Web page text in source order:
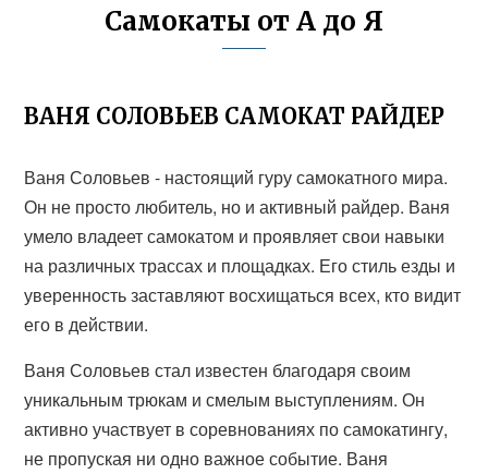
Самокаты от А до Я
ВАНЯ СОЛОВЬЕВ САМОКАТ РАЙДЕР
Ваня Соловьев - настоящий гуру самокатного мира.
Он не просто любитель, но и активный райдер. Ваня
умело владеет самокатом и проявляет свои навыки
на различных трассах и площадках. Его стиль езды и
уверенность заставляют восхищаться всех, кто видит
его в действии.
Ваня Соловьев стал известен благодаря своим
уникальным трюкам и смелым выступлениям. Он
активно участвует в соревнованиях по самокатингу,
не пропуская ни одно важное событие. Ваня